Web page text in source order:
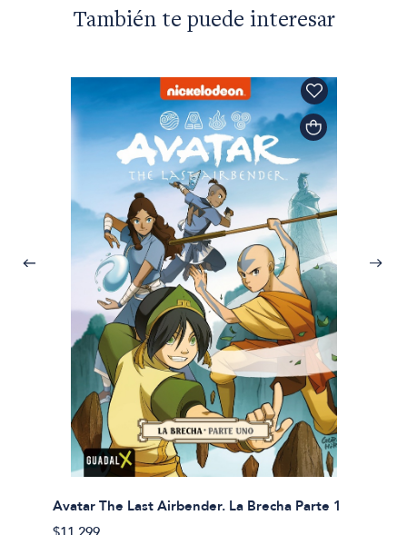
También te puede interesar
Avatar The Last Airbender. La Brecha Parte 1